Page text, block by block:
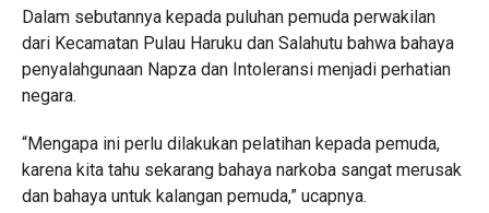
Dalam sebutannya kepada puluhan pemuda perwakilan
dari Kecamatan Pulau Haruku dan Salahutu bahwa bahaya
penyalahgunaan Napza dan Intoleransi menjadi perhatian
negara.
“Mengapa ini perlu dilakukan pelatihan kepada pemuda,
karena kita tahu sekarang bahaya narkoba sangat merusak
dan bahaya untuk kalangan pemuda,” ucapnya.